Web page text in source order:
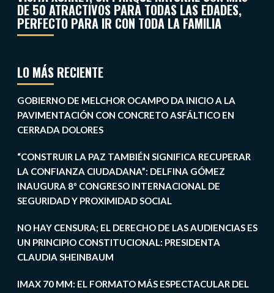
DE 50 ATRACTIVOS PARA TODAS LAS EDADES,
PERFECTO PARA IR CON TODA LA FAMILIA
LO MÁS RECIENTE
GOBIERNO DE MELCHOR OCAMPO DA INICIO A LA
PAVIMENTACIÓN CON CONCRETO ASFÁLTICO EN
CERRADA DOLORES
“CONSTRUIR LA PAZ TAMBIÉN SIGNIFICA RECUPERAR
LA CONFIANZA CIUDADANA”: DELFINA GÓMEZ
INAUGURA 8º CONGRESO INTERNACIONAL DE
SEGURIDAD Y PROXIMIDAD SOCIAL
NO HAY CENSURA; EL DERECHO DE LAS AUDIENCIAS ES
UN PRINCIPIO CONSTITUCIONAL: PRESIDENTA
CLAUDIA SHEINBAUM
IMAX 70 MM: EL FORMATO MÁS ESPECTACULAR DEL